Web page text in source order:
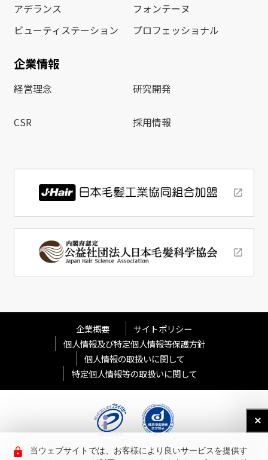
アデランス
ビューティステーション
フォンテーヌ
プロフェッショナル
企業情報
経営理念 研究開発
CSR 採用情報
企業概要
サイトポリシー
個人情報及び特定個人情報等保護方針
個人情報の取扱いに関して
特定個人情報等の取扱いに関して
当ウェブサイトでは、お客様により良いサービスを提供す